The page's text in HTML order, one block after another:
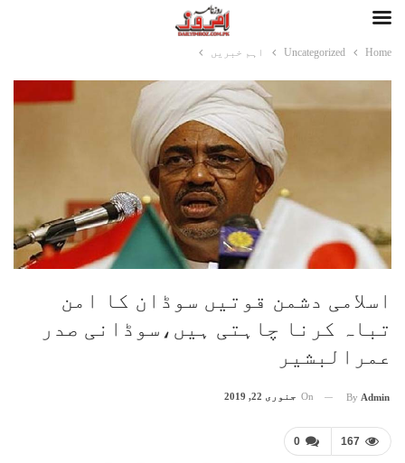
Home
Uncategorized اہم خبریں
اسلامی دشمن قوتیں سوڈان کا امن
تباہ کرنا چاہتی ہیں،سوڈانی صدر
عمرالبشیر
By Admin
On جنوری 22, 2019
0 167